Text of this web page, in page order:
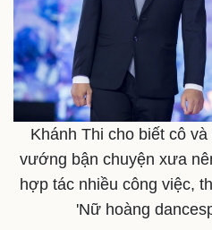
Sản phụ khoa
Nhi khoa
Nam khoa
Làm đẹp - giảm cân
Phòng mạch online
Ăn sạch sống khỏe
Khánh Thi cho biết cô
vướng bận chuyện xưa
hợp tác nhiều công việc,
'Nữ hoàng